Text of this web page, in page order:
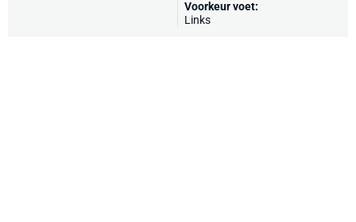
Voorkeur voet:
Links